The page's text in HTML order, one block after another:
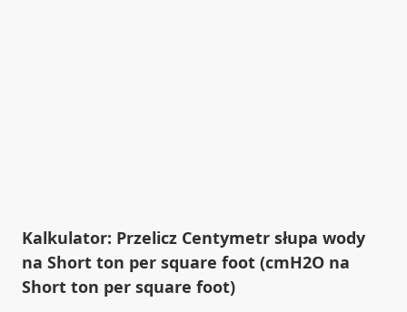
Kalkulator: Przelicz Centymetr słupa wody
na Short ton per square foot (cmH2O na
Short ton per square foot)